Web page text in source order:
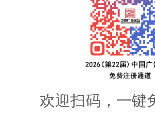
欢迎扫码，一键